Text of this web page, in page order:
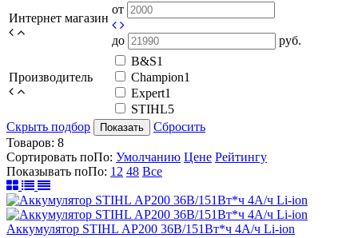
Интернет магазин
от
до руб.
Производитель
B&S1
Champion1
Expert1
STIHL5
Скрыть подбор
Показать
Сбросить
Товаров: 8
Сортировать поПо: Умолчанию Цене Рейтингу
Показывать поПо: 12 48 Все
Аккумулятор STIHL АР200 36В/151Вт*ч 4А/ч Li-ion